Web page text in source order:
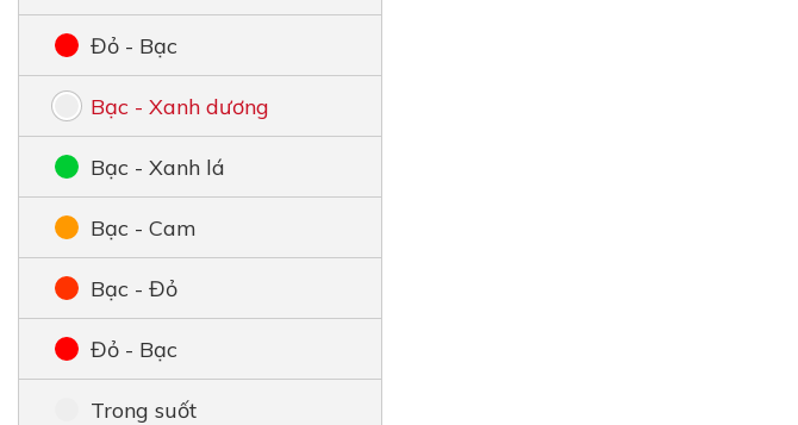
Đỏ - Bạc
Bạc - Xanh dương
Bạc - Xanh lá
Bạc - Cam
Bạc - Đỏ
Đỏ - Bạc
Trong suốt